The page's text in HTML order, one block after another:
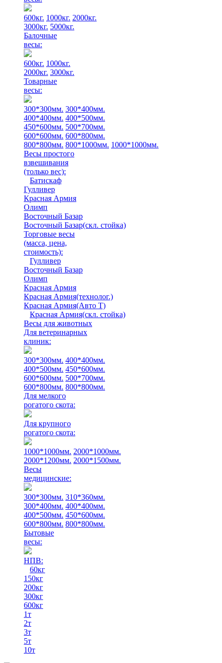
600кг. 1000кг. 2000кг.
3000кг. 5000кг.
Балочные
весы:
600кг. 1000кг.
2000кг. 3000кг.
Товарные
весы:
300*300мм. 300*400мм.
400*400мм. 400*500мм.
450*600мм. 500*700мм.
600*600мм. 600*800мм.
800*800мм. 800*1000мм. 1000*1000мм.
Весы простого
взвешивания
(только вес):
Батискаф
Гулливер
Красная Армия
Олимп
Восточный Базар
Восточный Базар(скл. стойка)
Торговые весы
(масса, цена,
стоимость):
Гулливер
Восточный Базар
Олимп
Красная Армия
Красная Армия(технолог.)
Красная Армия(Авто Т)
Красная Армия(скл. стойка)
Весы для животных
Для ветеринарных
клиник:
300*300мм. 400*400мм.
400*500мм. 450*600мм.
600*600мм. 500*700мм.
600*800мм. 800*800мм.
Для мелкого
рогатого скота:
Для крупного
рогатого скота:
1000*1000мм. 2000*1000мм.
2000*1200мм. 2000*1500мм.
Весы
медицинские:
300*300мм. 310*360мм.
300*400мм. 400*400мм.
400*500мм. 450*600мм.
600*800мм. 800*800мм.
Бытовые
весы:
НПВ:
60кг
150кг
200кг
300кг
600кг
1т
2т
3т
5т
10т